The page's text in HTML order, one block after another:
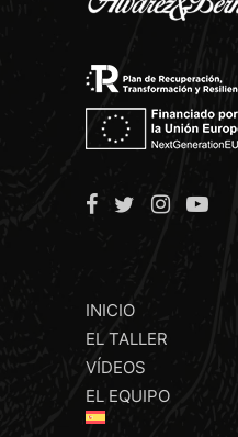
INICIO
EL TALLER
VÍDEOS
EL EQUIPO